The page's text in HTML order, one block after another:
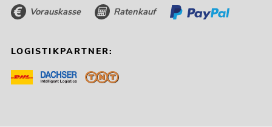
Vorauskasse Ratenkauf
LOGISTIKPARTNER: